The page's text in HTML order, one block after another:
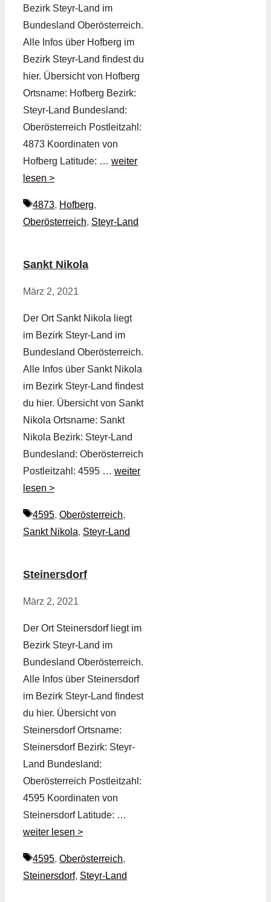
Bezirk Steyr-Land im
Bundesland Oberösterreich.
Alle Infos über Hofberg im
Bezirk Steyr-Land findest du
hier. Übersicht von Hofberg
Ortsname: Hofberg Bezirk:
Steyr-Land Bundesland:
Oberösterreich Postleitzahl:
4873 Koordinaten von
Hofberg Latitude: … weiter
lesen >
Schlagwörter
4873, Hofberg,
Oberösterreich, Steyr-Land
Sankt Nikola
März 2, 2021
Der Ort Sankt Nikola liegt
im Bezirk Steyr-Land im
Bundesland Oberösterreich.
Alle Infos über Sankt Nikola
im Bezirk Steyr-Land findest
du hier. Übersicht von Sankt
Nikola Ortsname: Sankt
Nikola Bezirk: Steyr-Land
Bundesland: Oberösterreich
Postleitzahl: 4595 … weiter
lesen >
Schlagwörter
4595, Oberösterreich,
Sankt Nikola, Steyr-Land
Steinersdorf
März 2, 2021
Der Ort Steinersdorf liegt im
Bezirk Steyr-Land im
Bundesland Oberösterreich.
Alle Infos über Steinersdorf
im Bezirk Steyr-Land findest
du hier. Übersicht von
Steinersdorf Ortsname:
Steinersdorf Bezirk: Steyr-
Land Bundesland:
Oberösterreich Postleitzahl:
4595 Koordinaten von
Steinersdorf Latitude: …
weiter lesen >
Schlagwörter
4595, Oberösterreich,
Steinersdorf, Steyr-Land